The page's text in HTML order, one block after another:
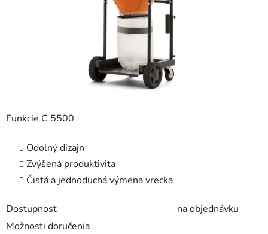
Funkcie C 5500
Odolný dizajn
Zvýšená produktivita
Čistá a jednoduchá výmena vrecka
Dostupnosť
na objednávku
Možnosti doručenia